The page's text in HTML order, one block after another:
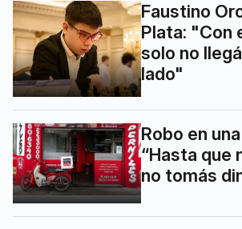
Faustino
Plata: "Con
solo no
lado"
Robo en
“Hasta que
no tomás